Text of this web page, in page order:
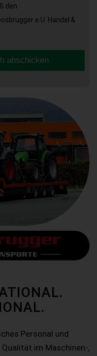
den
e.U. Handel &
abschicken
Personal und
im Maschinen-,